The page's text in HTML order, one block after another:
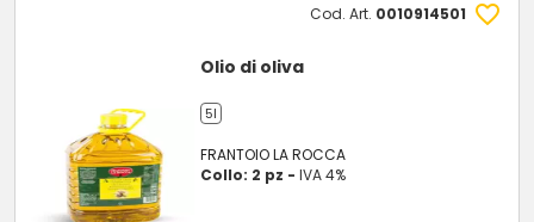
Cod. Art. 0010914501
Olio di oliva
5l
FRANTOIO LA ROCCA
Collo: 2 pz -IVA 4%